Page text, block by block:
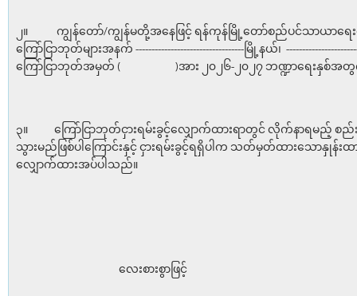
၂။ ကျွန်တော်/ကျွန်မတို့အနေဖြင့် ရန်ကုန်မြို့တော်စည်ပင်သာယာရေ
ကြော်ငြာဘုတ်များအနက် ----------------------------------မြို့နယ်၊
ကြော်ငြာဘုတ်အမှတ် ( )အား ၂၀၂၆-၂၀၂၇ ဘဏ္ဍာရေးနှစ်အတွ
၃။ ကြော်ငြာဘုတ်ငှားရမ်းခွင့်လျှောက်ထားရာတွင် လိုက်နာရမည့် စည်
သွားမည်ဖြစ်ပါကြောင်းနှင့် ငှားရမ်းခွင့်ရရှိပါက သတ်မှတ်ထားသောနှုန်း
လျှောက်ထားအပ်ပါသည်။
လေးစားစွာဖြင့်